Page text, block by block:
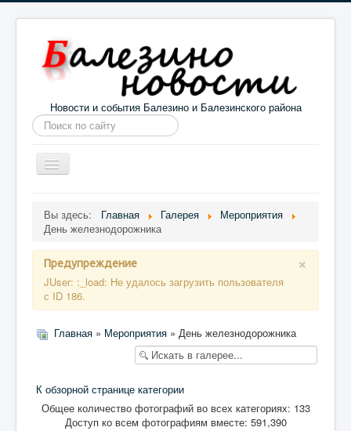
Новости и события Балезино и Балезинского района
Искать...
Toggle
Navigation
Информация Галерея
Вы здесь: Главная Галерея
Мероприятия
День железнодорожника
×
Предупреждение
JUser: :_load: Не удалось загрузить пользователя
с ID 186.
Главная » Мероприятия » День железнодорожника
К обзорной странице категории
Общее количество фотографий во всех категориях: 133
Доступ ко всем фотографиям вместе: 591,390